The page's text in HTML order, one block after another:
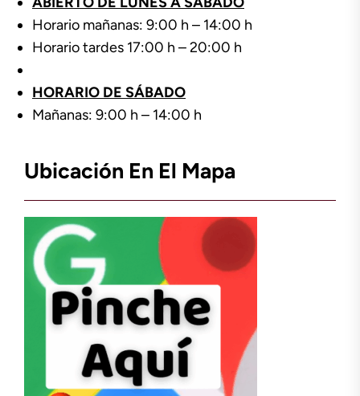
Horario mañanas: 9:00 h – 14:00 h
Horario tardes 17:00 h – 20:00 h
HORARIO DE SÁBADO
Mañanas: 9:00 h – 14:00 h
Ubicación En El Mapa